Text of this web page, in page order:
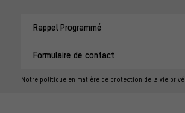
Rappel Programmé
Formulaire de contact
Notre politique en matière de protection de la vie